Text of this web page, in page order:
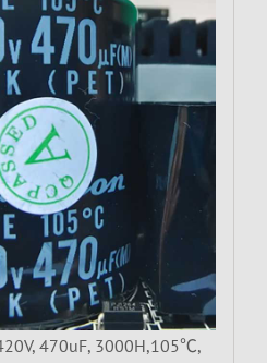
470uF, 3000H,105℃,